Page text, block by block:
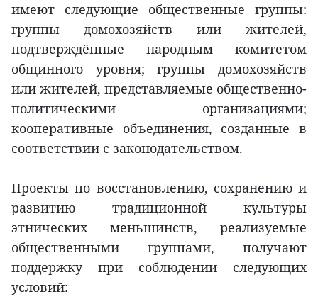
имеют следующие общественные группы:
группы домохозяйств или жителей,
подтверждённые народным комитетом
общинного уровня; группы домохозяйств
или жителей, представляемые общественно-
политическими организациями;
кооперативные объединения, созданные в
соответствии с законодательством.
Проекты по восстановлению, сохранению и
развитию традиционной культуры
этнических меньшинств, реализуемые
общественными группами, получают
поддержку при соблюдении следующих
условий: